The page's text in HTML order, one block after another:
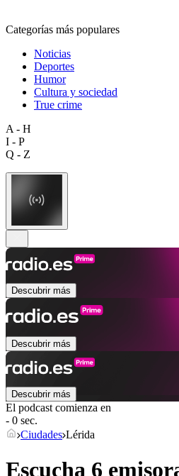
Categorías más populares
Noticias
Deportes
Humor
Cultura y sociedad
True crime
A - H
I - P
Q - Z
Descubrir más
Descubrir más
Descubrir más
El podcast comienza en
- 0 sec.
Ciudades Lérida
Escucha 6